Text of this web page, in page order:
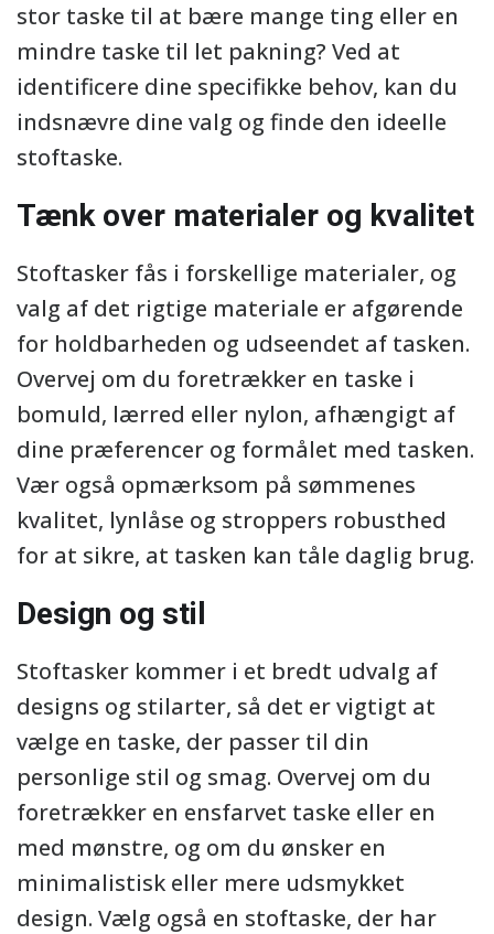
stor taske til at bære mange ting eller en
mindre taske til let pakning? Ved at
identificere dine specifikke behov, kan du
indsnævre dine valg og finde den ideelle
stoftaske.
Tænk over materialer og kvalitet
Stoftasker fås i forskellige materialer, og
valg af det rigtige materiale er afgørende
for holdbarheden og udseendet af tasken.
Overvej om du foretrækker en taske i
bomuld, lærred eller nylon, afhængigt af
dine præferencer og formålet med tasken.
Vær også opmærksom på sømmenes
kvalitet, lynlåse og stroppers robusthed
for at sikre, at tasken kan tåle daglig brug.
Design og stil
Stoftasker kommer i et bredt udvalg af
designs og stilarter, så det er vigtigt at
vælge en taske, der passer til din
personlige stil og smag. Overvej om du
foretrækker en ensfarvet taske eller en
med mønstre, og om du ønsker en
minimalistisk eller mere udsmykket
design. Vælg også en stoftaske, der har